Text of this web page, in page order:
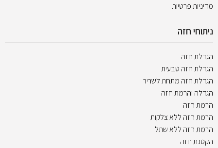
מדיניות פרטיות
ניתוחי חזה
הגדלת חזה
הגדלת חזה טבעית
הגדלת חזה מתחת לשריר
הגדלה והרמת חזה
הרמת חזה
הרמת חזה ללא צלקות
הרמת חזה ללא שתל
הקטנת חזה